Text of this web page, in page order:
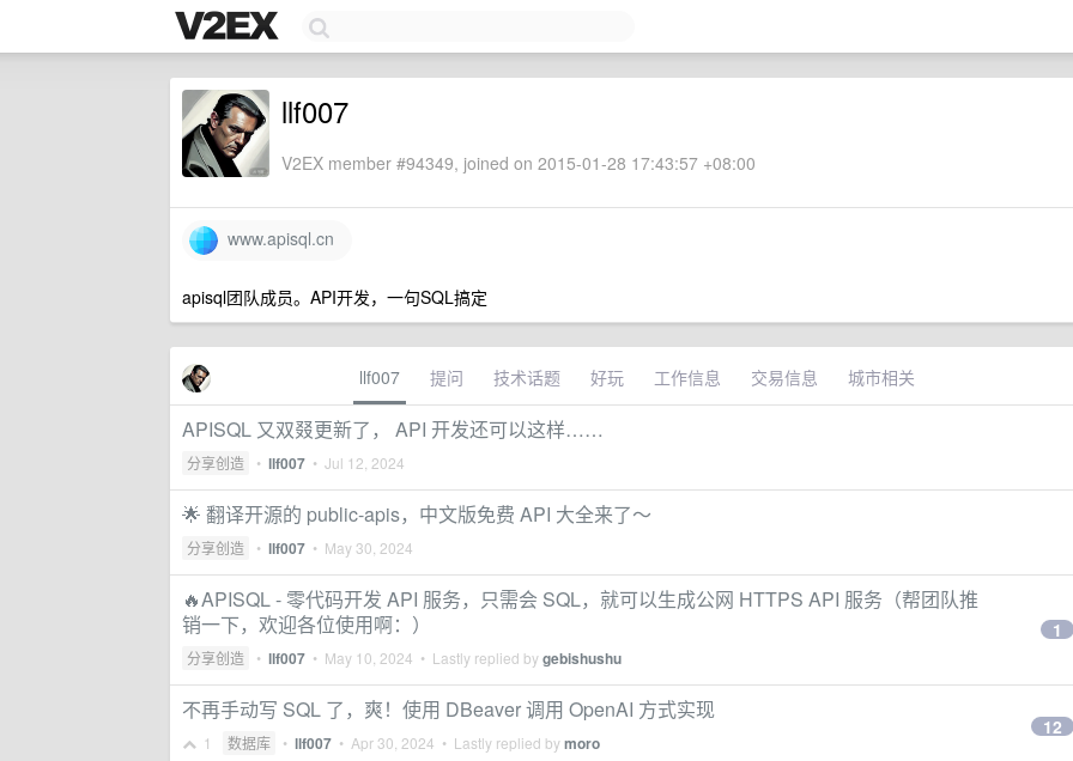
llf007
V2EX member #94349, joined on 2015-01-28 17:43:57 +08:00
www.apisql.cn
apisql团队成员。API开发，一句SQL搞定
llf007 提问 技术话题 好玩 工作信息 交易信息 城市相关
APISQL 又双叕更新了， API 开发还可以这样……
分享创造 • llf007 • Jul 12, 2024
🌟 翻译开源的 public-apis，中文版免费 API 大全来了～
分享创造 • llf007 • May 30, 2024
🔥APISQL - 零代码开发 API 服务，只需会 SQL，就可以生成公网 HTTPS API 服务（帮团队推
销一下，欢迎各位使用啊：）
分享创造 • llf007 • May 10, 2024 • Lastly replied bygebishushu
1
不再手动写 SQL 了，爽！使用 DBeaver 调用 OpenAI 方式实现
1 数据库 • llf007 • Apr 30, 2024 • Lastly replied bymoro
12